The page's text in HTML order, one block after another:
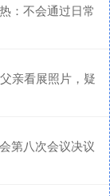
：不会通过日常
亲看展照片，疑
第八次会议决议